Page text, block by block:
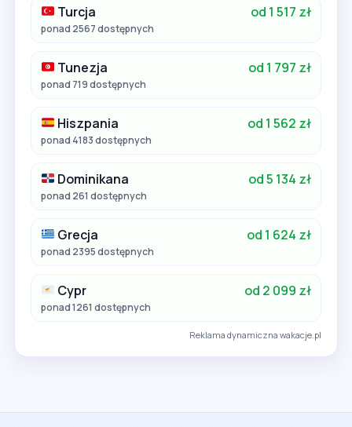
Turcja od 1 517 zł
ponad 2567 dostępnych
Tunezja od 1 797 zł
ponad 719 dostępnych
Hiszpania od 1 562 zł
ponad 4183 dostępnych
Dominikana od 5 134 zł
ponad 261 dostępnych
Grecja od 1 624 zł
ponad 2395 dostępnych
Cypr od 2 099 zł
ponad 1261 dostępnych
Reklama dynamiczna wakacje.pl